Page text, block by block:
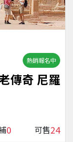
熱銷報名中
傳奇 尼羅
0 可售24